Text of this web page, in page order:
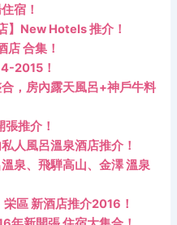
宿！
】New Hotels 推介！
店 合集！
2015！
，房內露天風呂+神戶牛料
推介！
人風呂溫泉酒店推介！
泉、飛騨高山、金澤 溫泉
區 新酒店推介2016！